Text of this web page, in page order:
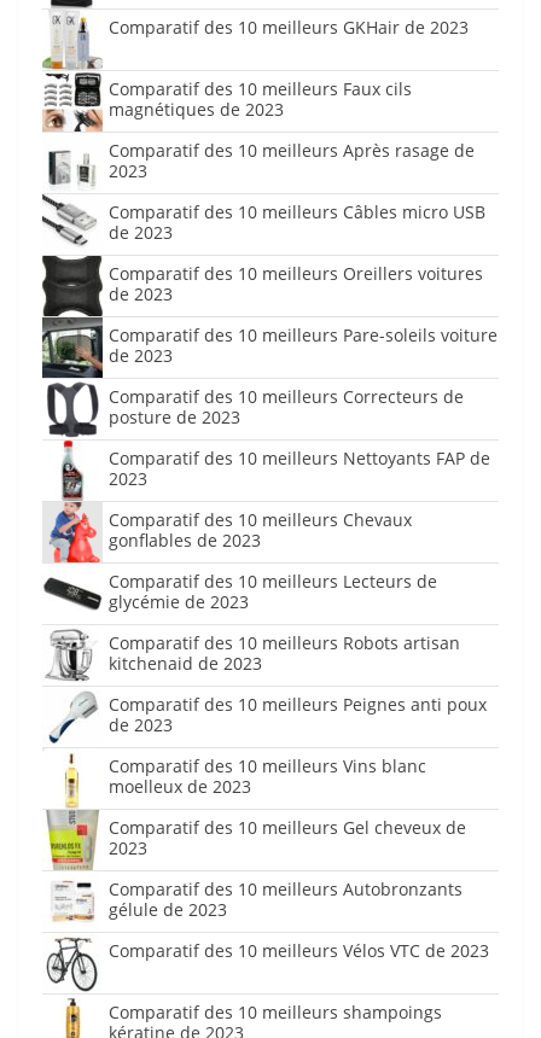
Comparatif des 10 meilleurs GKHair de 2023
Comparatif des 10 meilleurs Faux cils
magnétiques de 2023
Comparatif des 10 meilleurs Après rasage de
2023
Comparatif des 10 meilleurs Câbles micro USB
de 2023
Comparatif des 10 meilleurs Oreillers voitures
de 2023
Comparatif des 10 meilleurs Pare-soleils voiture
de 2023
Comparatif des 10 meilleurs Correcteurs de
posture de 2023
Comparatif des 10 meilleurs Nettoyants FAP de
2023
Comparatif des 10 meilleurs Chevaux
gonflables de 2023
Comparatif des 10 meilleurs Lecteurs de
glycémie de 2023
Comparatif des 10 meilleurs Robots artisan
kitchenaid de 2023
Comparatif des 10 meilleurs Peignes anti poux
de 2023
Comparatif des 10 meilleurs Vins blanc
moelleux de 2023
Comparatif des 10 meilleurs Gel cheveux de
2023
Comparatif des 10 meilleurs Autobronzants
gélule de 2023
Comparatif des 10 meilleurs Vélos VTC de 2023
Comparatif des 10 meilleurs shampoings
kératine de 2023